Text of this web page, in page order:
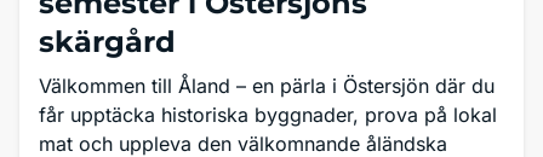
skärgård
Välkommen till Åland – en pärla i Östersjön där du
får upptäcka historiska byggnader, prova på lokal
mat och uppleva den välkomnande åländska